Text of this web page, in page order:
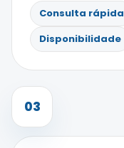
Consulta rápida
Disponibilidade
03